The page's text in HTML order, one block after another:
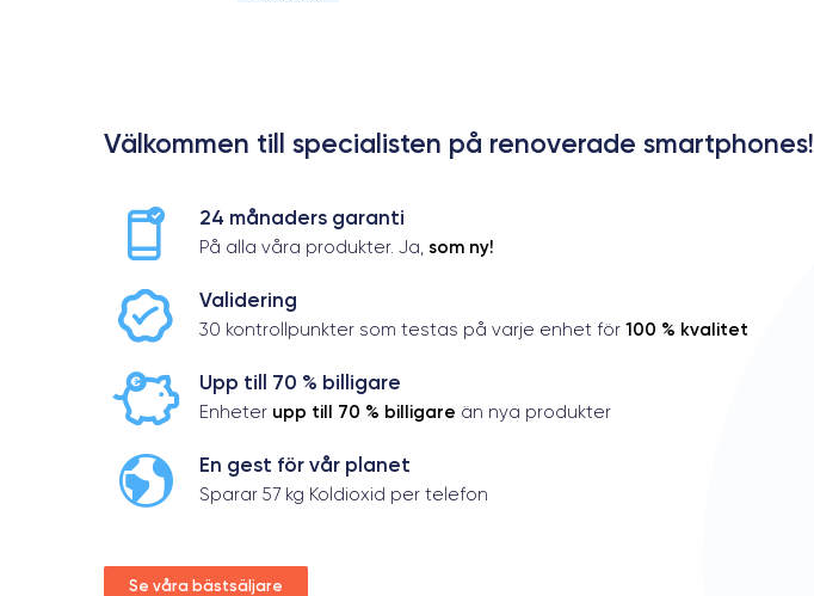
Välkommen till specialisten på renoverade smartphones!
24 månaders garanti
På alla våra produkter. Ja, som ny!
Validering
30 kontrollpunkter som testas på varje enhet för 100 % kvalitet
Upp till 70 % billigare
Enheter upp till 70 % billigare än nya produkter
En gest för vår planet
Sparar 57 kg Koldioxid per telefon
Se våra bästsäljare